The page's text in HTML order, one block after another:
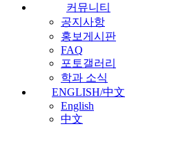
커뮤니티
공지사항
홍보게시판
FAQ
포토갤러리
학과 소식
ENGLISH/中文
English
中文